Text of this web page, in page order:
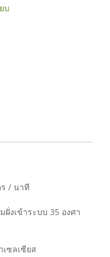
บ
ร / นาที
งเข้าระบบ 35 องศา
ซลเซียส